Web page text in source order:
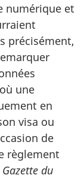
numérique et
précisément,
une
en
visa ou
de
règlement
Gazette du